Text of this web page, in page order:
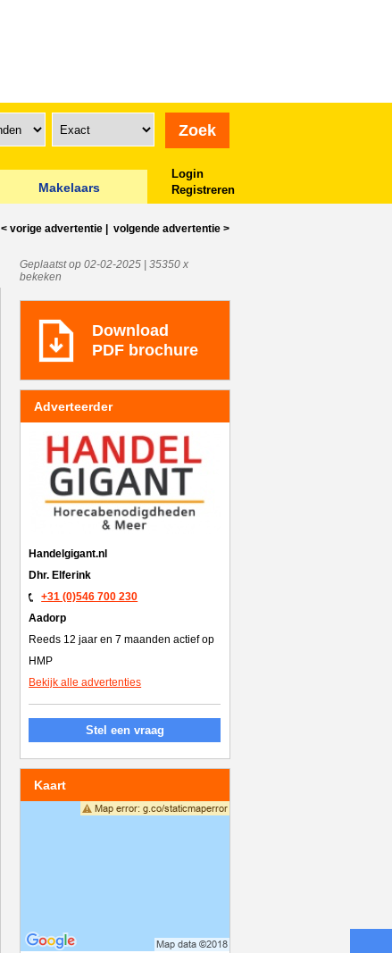
Makelaars
Login
Registreren
< vorige advertentie volgende advertentie >
Geplaatst op 02-02-2025 | 35350 x
bekeken
Download
PDF brochure
Adverteerder
Handelgigant.nl
Dhr. Elferink
+31 (0)546 700 230
Aadorp
Reeds 12 jaar en 7 maanden actief op
HMP
Bekijk alle advertenties
Stel een vraag
Kaart